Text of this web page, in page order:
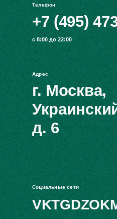
Телефон
+7 (495)
с 8:00 до 22:00
Адрес
г. Москва,
д. 6
Социальные сети
VKTGDZOK